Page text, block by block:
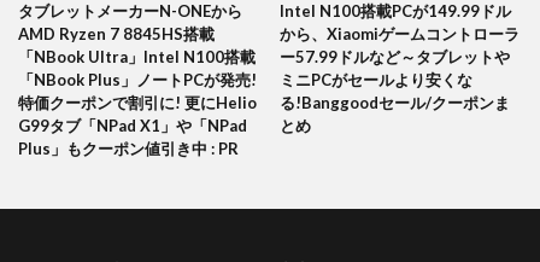
タブレットメーカーN-ONEから
AMD Ryzen 7 8845HS搭載
「NBook Ultra」Intel N100搭載
「NBook Plus」ノートPCが発売!
特価クーポンで割引に! 更にHelio
G99タブ「NPad X1」や「NPad
Plus」もクーポン値引き中 : PR
Intel N100搭載PCが149.99ドル
から、Xiaomiゲームコントローラ
ー57.99ドルなど～タブレットや
ミニPCがセールより安くな
る!Banggoodセール/クーポンま
とめ